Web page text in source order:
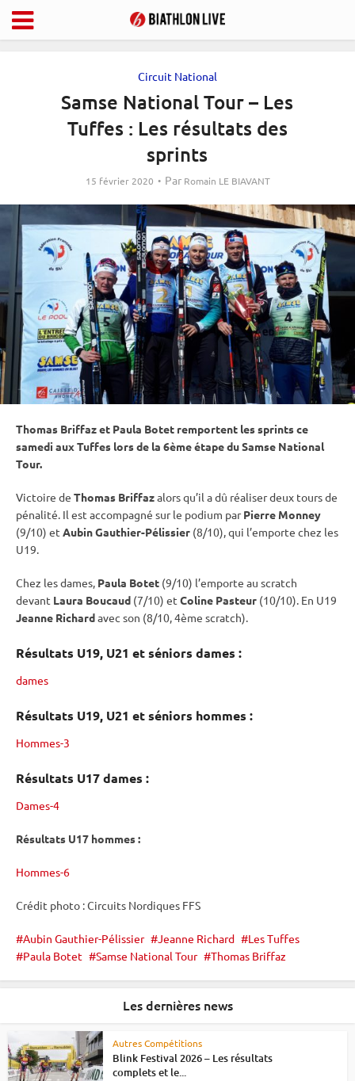
Circuit National
Samse National Tour – Les
Tuffes : Les résultats des
sprints
15 février 2020 Par Romain LE BIAVANT
Thomas Briffaz et Paula Botet remportent les sprints ce
samedi aux Tuffes lors de la 6ème étape du Samse National
Tour.
Victoire de Thomas Briffazalors qu’il a dû réaliser deux tours de
pénalité. Il est accompagné sur le podium parPierre Monney
(9/10) et Aubin Gauthier-Pélissier (8/10), qui l’emporte chez les
U19.
Chez les dames, Paula Botet (9/10) l’emporte au scratch
devant Laura Boucaud (7/10) et Coline Pasteur (10/10). En U19
Jeanne Richardavec son (8/10, 4ème scratch).
Résultats U19, U21 et séniors dames :
dames
Résultats U19, U21 et séniors hommes :
Hommes-3
Résultats U17 dames :
Dames-4
Résultats U17 hommes :
Hommes-6
Crédit photo : Circuits Nordiques FFS
Aubin Gauthier-Pélissier Jeanne Richard
Les Tuffes
Paula Botet
Samse National Tour Thomas Briffaz
Les dernières news
Autres Compétitions
Blink Festival 2026 – Les résultats
complets et le...